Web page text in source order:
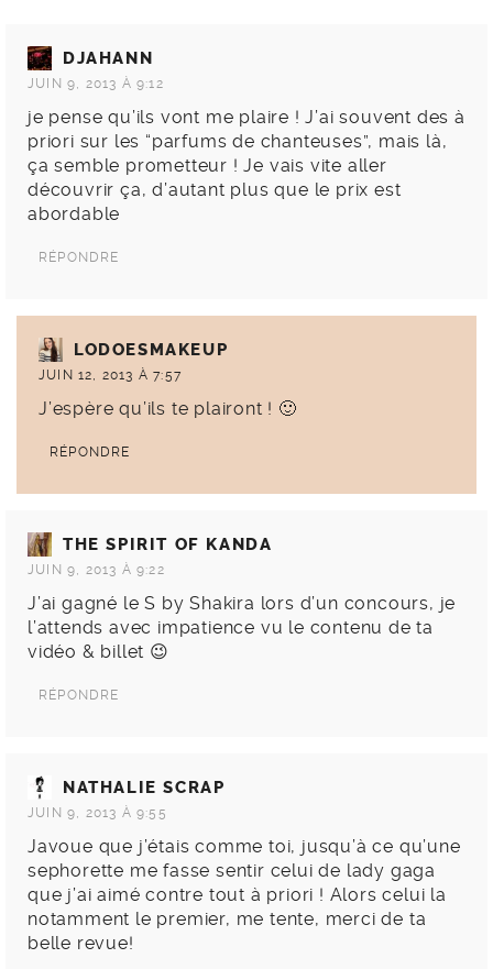
DJAHANN
JUIN 9, 2013 À 9:12
je pense qu’ils vont me plaire ! J’ai souvent des à
priori sur les “parfums de chanteuses”, mais là,
ça semble prometteur ! Je vais vite aller
découvrir ça, d’autant plus que le prix est
abordable
RÉPONDRE
LODOESMAKEUP
JUIN 12, 2013 À 7:57
J’espère qu’ils te plairont ! 🙂
RÉPONDRE
THE SPIRIT OF KANDA
JUIN 9, 2013 À 9:22
J’ai gagné le S by Shakira lors d’un concours, je
l’attends avec impatience vu le contenu de ta
vidéo & billet 😉
RÉPONDRE
NATHALIE SCRAP
JUIN 9, 2013 À 9:55
Javoue que j’étais comme toi, jusqu’à ce qu’une
sephorette me fasse sentir celui de lady gaga
que j’ai aimé contre tout à priori ! Alors celui la
notamment le premier, me tente, merci de ta
belle revue!